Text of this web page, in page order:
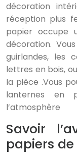
décoration
réception plus
papier occupe
décoration.
guirlandes, les
lettres en bois,
la pièce .Vous
lanternes en
l’atmosphère
Savoir
papiers de